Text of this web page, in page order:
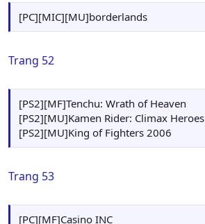
[PC][MIC][MU]borderlands
Trang 52
[PS2][MF]Tenchu: Wrath of Heaven
[PS2][MU]Kamen Rider: Climax Heroes
[PS2][MU]King of Fighters 2006
Trang 53
[PC][MF]Casino INC